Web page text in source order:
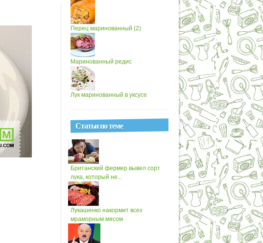
Перец маринованный (2)
Маринованный редис
Лук маринованный в уксусе
Статьи по теме
Британский фермер вывел сорт
лука, который не...
Лукашенко накормит всех
мраморным мясом